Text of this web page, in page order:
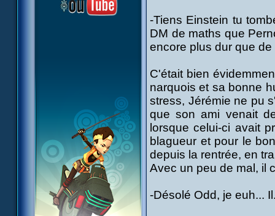
-Tiens Einstein tu
DM de maths que
encore plus dur que
C'était bien
narquois et sa bonne
stress, Jérémie ne pu
que son ami venait
lorsque celui-ci avait
blagueur et pour le
depuis la rentrée, en
Avec un peu de mal, il
-Désolé Odd, je euh...